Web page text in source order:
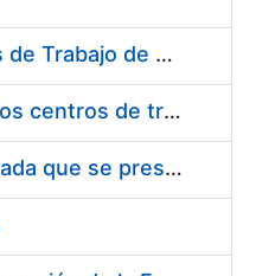
Suministro de Protectores Auditivos a medida para las personas trabajadoras de los Centros de Trabajo de Madrid y Burgos
Suministro de gafas graduadas antiproyecciones para los trabajadores de la FNMT-RCM en los centros de trabajo de Madrid y Burgos
Servicios de una empresa externa para el asesoramiento y resolución de los recursos de alzada que se presentan relacionados con procesos de selección para la FNMT-RCM